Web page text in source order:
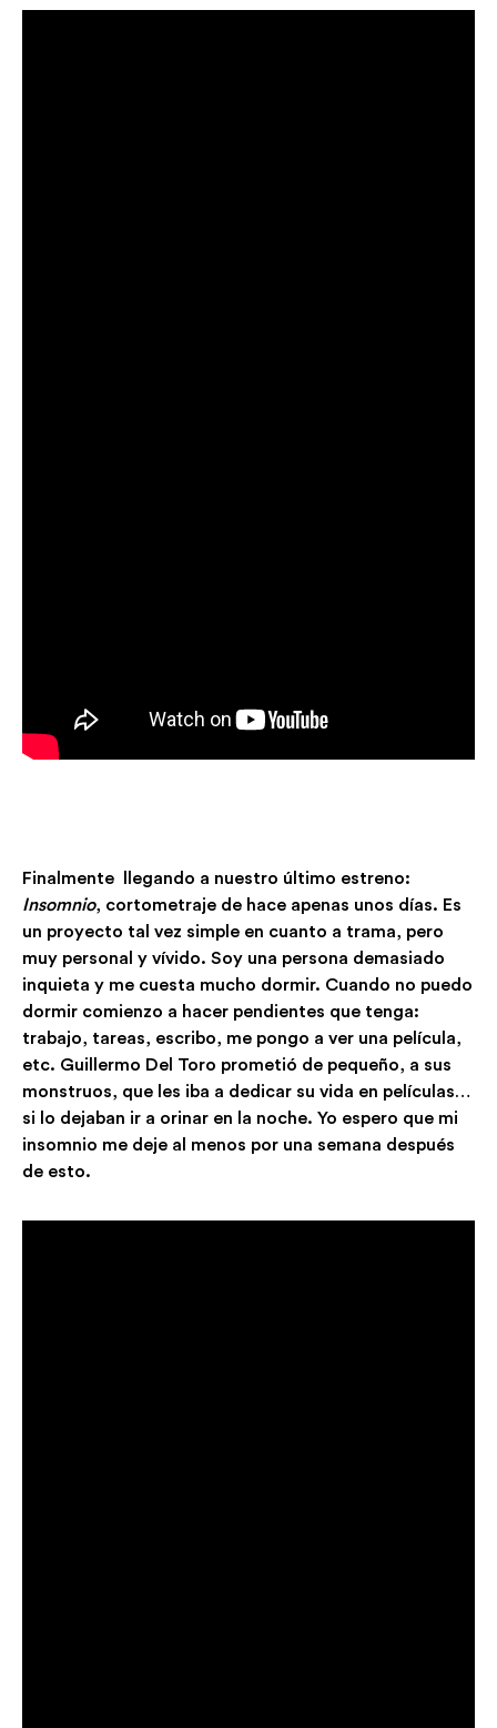
Finalmente llegando a nuestro último estreno:
Insomnio, cortometraje de hace apenas unos días. Es
un proyecto tal vez simple en cuanto a trama, pero
muy personal y vívido. Soy una persona demasiado
inquieta y me cuesta mucho dormir. Cuando no puedo
dormir comienzo a hacer pendientes que tenga:
trabajo, tareas, escribo, me pongo a ver una película,
etc. Guillermo Del Toro prometió de pequeño, a sus
monstruos, que les iba a dedicar su vida en películas…
si lo dejaban ir a orinar en la noche. Yo espero que mi
insomnio me deje al menos por una semana después
de esto.